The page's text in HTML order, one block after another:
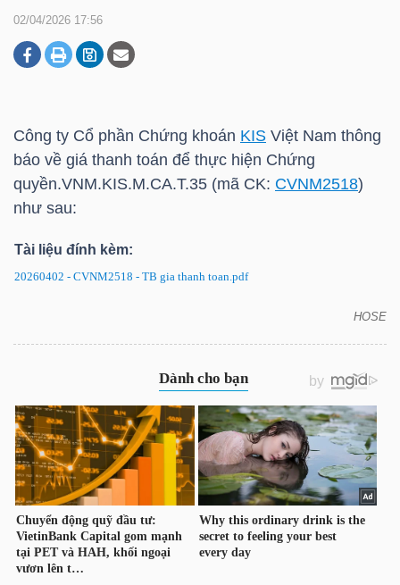
02/04/2026 17:56
Công ty Cổ phần Chứng khoán KIS Việt Nam thông
báo về giá thanh toán để thực hiện Chứng
quyền.VNM.KIS.M.CA.T.35 (mã CK: CVNM2518)
như sau:
Tài liệu đính kèm:
20260402 - CVNM2518 - TB gia thanh toan.pdf
HOSE
DOANH
BẤT
HÀNG
HÓA
KINH
TẾ